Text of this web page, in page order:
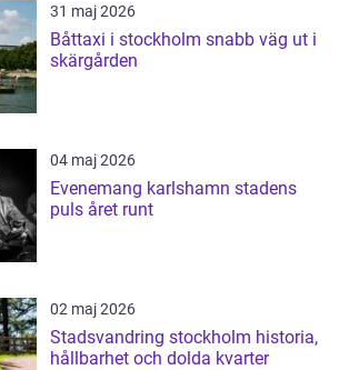
31 maj 2026
Båttaxi i stockholm snabb väg ut i
skärgården
04 maj 2026
Evenemang karlshamn stadens
puls året runt
02 maj 2026
Stadsvandring stockholm historia,
hållbarhet och dolda kvarter